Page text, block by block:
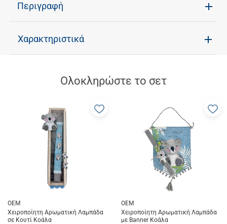
Περιγραφή
Χαρακτηριστικά
Ολοκληρώστε το σετ
OEM
Χειροποίητη Αρωματική Λαμπάδα
σε Κουτί Κοάλα
Προσθήκη
αγαπημένα
OEM
Χειροποίητη Αρωματική Λαμπάδα
με Banner Κοάλα